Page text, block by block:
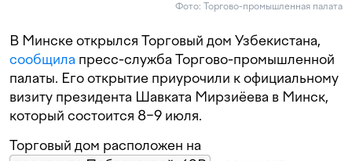
Фото: Торгово-промышленная палата
В Минске открылся Торговый дом Узбекистана,
сообщила пресс-служба Торгово-промышленной
палаты. Его открытие приурочили к официальному
визиту президента Шавката Мирзиёева в Минск,
который состоится 8−9 июля.
Торговый дом расположен на